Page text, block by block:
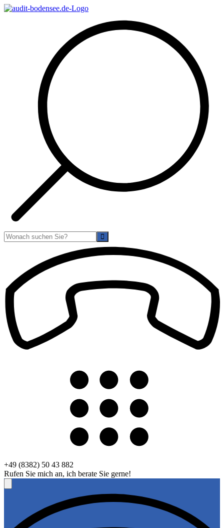
+49 (8382) 50 43 882
Rufen Sie mich an, ich berate Sie gerne!